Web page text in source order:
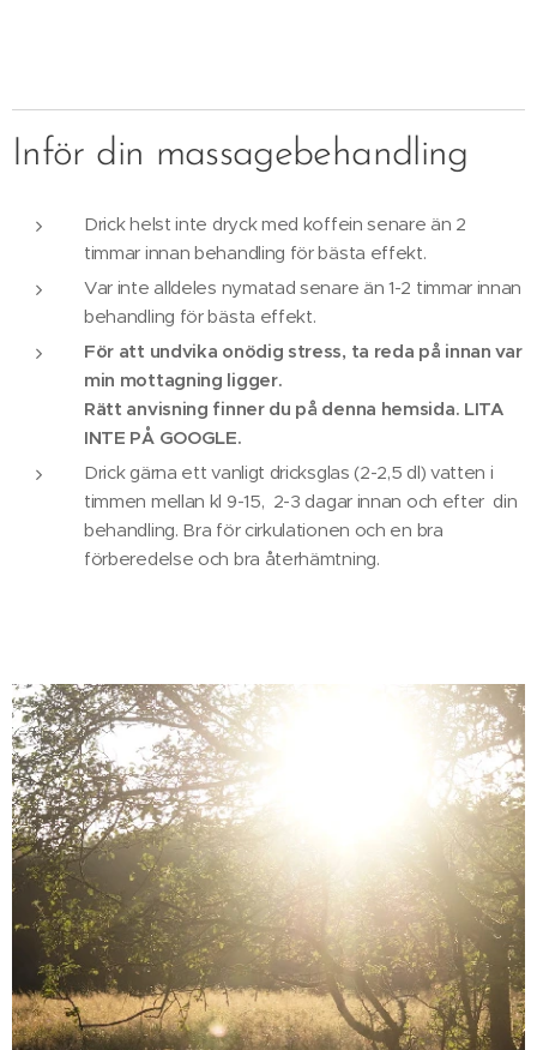
Inför din massagebehandling
Drick helst inte dryck med koffein senare än 2
timmar innan behandling för bästa effekt.
Var inte alldeles nymatad senare än 1-2 timmar innan
behandling för bästa effekt.
För att undvika onödig stress, ta reda på innan var
min mottagning ligger.
Rätt anvisning finner du på denna hemsida. LITA
INTE PÅ GOOGLE.
Drick gärna ett vanligt dricksglas (2-2,5 dl) vatten i
timmen mellan kl 9-15, 2-3 dagar innan och efter din
behandling. Bra för cirkulationen och en bra
förberedelse och bra återhämtning.